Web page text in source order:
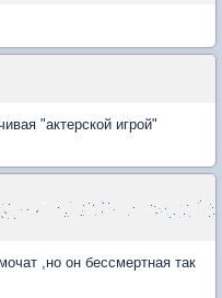
"актерской игрой"
,но он бессмертная так